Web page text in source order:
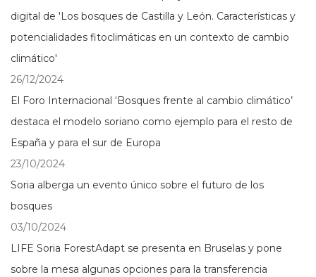
digital de 'Los bosques de Castilla y León. Características y
potencialidades fitoclimáticas en un contexto de cambio
climático'
26/12/2024
El Foro Internacional ‘Bosques frente al cambio climático’
destaca el modelo soriano como ejemplo para el resto de
España y para el sur de Europa
23/10/2024
Soria alberga un evento único sobre el futuro de los
bosques
03/10/2024
LIFE Soria ForestAdapt se presenta en Bruselas y pone
sobre la mesa algunas opciones para la transferencia